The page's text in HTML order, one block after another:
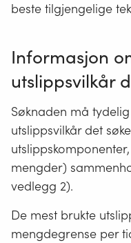
beste tilgjengelige
Informasjon
utslippsvilkår
Søknaden må
utslippsvilkår det
mengder)
vedlegg 2).
De mest brukte
mengdegrense per